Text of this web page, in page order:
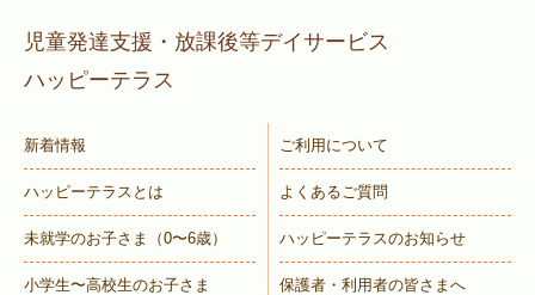
児童発達支援・放課後等デイサービス
ハッピーテラス
新着情報
ハッピーテラスとは
未就学のお子さま （0〜6歳）
小学生〜高校生のお子さま
ご利用について
よくあるご質問
ハッピーテラスのお知らせ
保護者・利用者の皆さまへ